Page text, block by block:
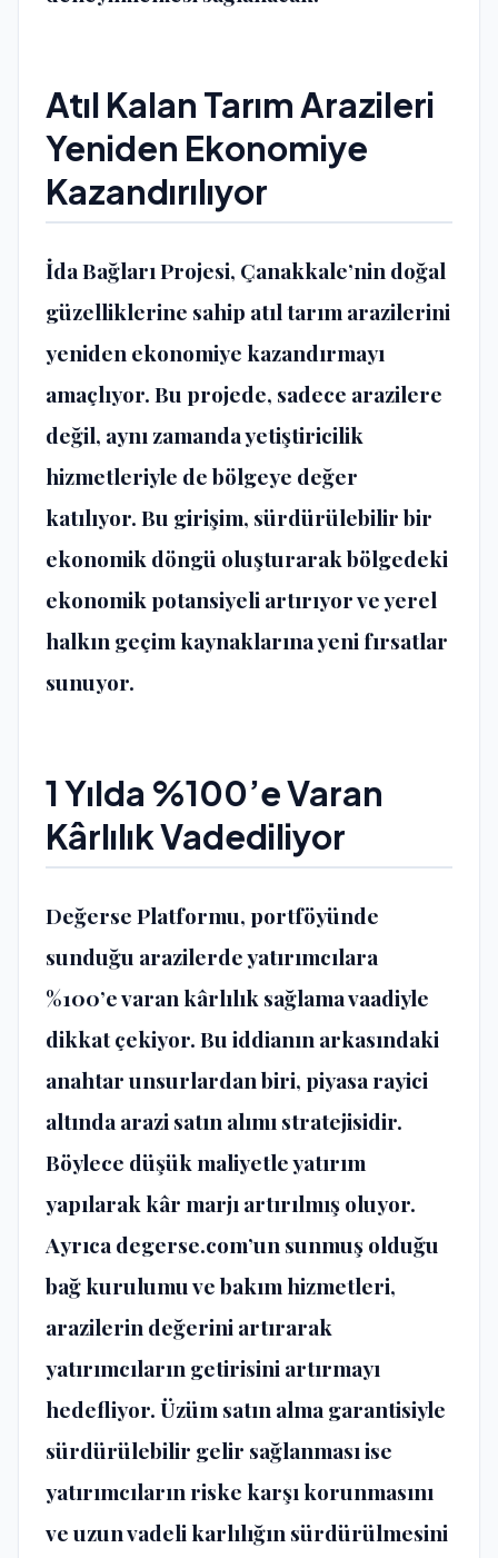
Atıl Kalan Tarım Arazileri
Yeniden Ekonomiye
Kazandırılıyor
İda Bağları Projesi, Çanakkale’nin doğal
güzelliklerine sahip atıl tarım arazilerini
yeniden ekonomiye kazandırmayı
amaçlıyor. Bu projede, sadece arazilere
değil, aynı zamanda yetiştiricilik
hizmetleriyle de bölgeye değer
katılıyor. Bu girişim, sürdürülebilir bir
ekonomik döngü oluşturarak bölgedeki
ekonomik potansiyeli artırıyor ve yerel
halkın geçim kaynaklarına yeni fırsatlar
sunuyor.
1 Yılda %100’e Varan
Kârlılık Vadediliyor
Değerse Platformu, portföyünde
sunduğu arazilerde yatırımcılara
%100’e varan kârlılık sağlama vaadiyle
dikkat çekiyor. Bu iddianın arkasındaki
anahtar unsurlardan biri, piyasa rayici
altında arazi satın alımı stratejisidir.
Böylece düşük maliyetle yatırım
yapılarak kâr marjı artırılmış oluyor.
Ayrıca degerse.com’un sunmuş olduğu
bağ kurulumu ve bakım hizmetleri,
arazilerin değerini artırarak
yatırımcıların getirisini artırmayı
hedefliyor. Üzüm satın alma garantisiyle
sürdürülebilir gelir sağlanması ise
yatırımcıların riske karşı korunmasını
ve uzun vadeli karlılığın sürdürülmesini